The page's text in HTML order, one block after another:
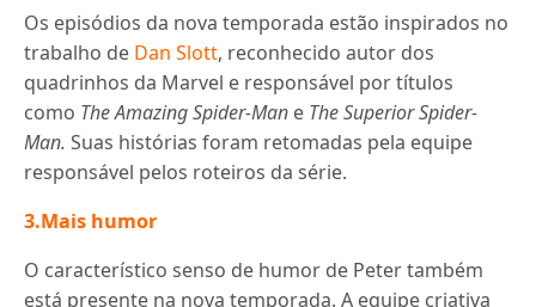
Os episódios da nova temporada estão inspirados no
trabalho de Dan Slott, reconhecido autor dos
quadrinhos da Marvel e responsável por títulos
como The Amazing Spider-Man e The Superior Spider-
Man.Suas histórias foram retomadas pela equipe
responsável pelos roteiros da série.
3.Mais humor
O característico senso de humor de Peter também
está presente na nova temporada. A equipe criativa